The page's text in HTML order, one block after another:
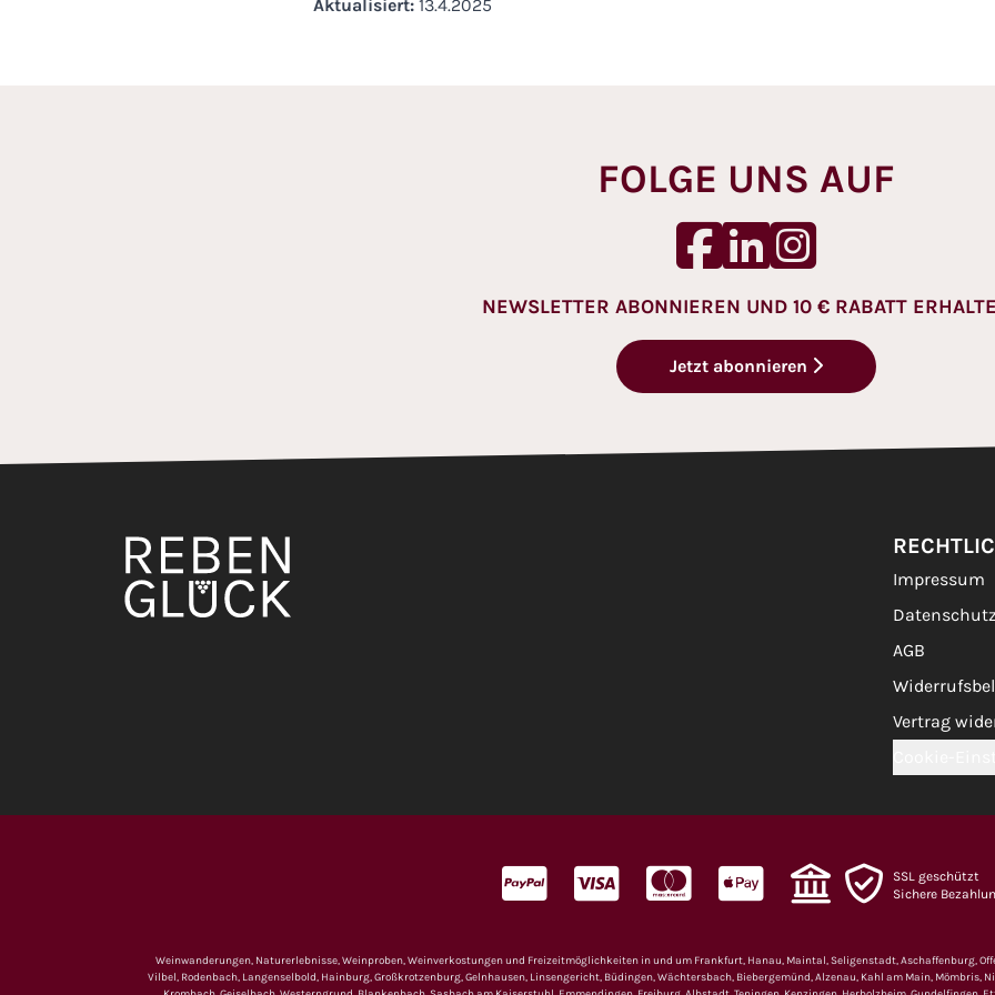
Aktualisiert: 13.4.2025
FOLGE UNS AUF
NEWSLETTER ABONNIEREN UND 10 € RABATT
Jetzt abonnieren
Impressum
AGB
Vertrag
SSL geschützt
Sichere
Weinwanderungen, Naturerlebnisse, Weinproben, Weinverkostungen und Freizeitmöglichkeiten in und um Frankfurt, Hanau, Maintal, Seligenstadt, Aschaffenburg,
Vilbel, Rodenbach, Langenselbold, Hainburg, Großkrotzenburg, Gelnhausen, Linsengericht, Büdingen, Wächtersbach, Biebergemünd, Alzenau, Kahl am Main, Mömbris,